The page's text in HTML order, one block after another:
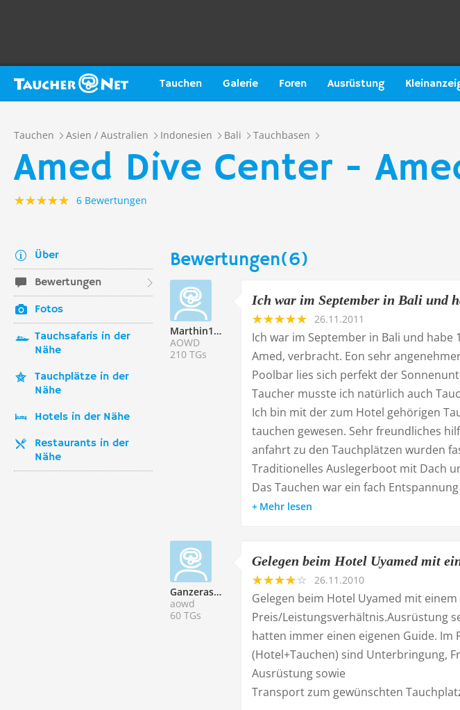
Tauchen Galerie Foren Ausrüstung
Tauchen Asien / Australien Indonesien Bali Tauchbasen
Amed Dive Center -
6 Bewertungen
Über
Bewertungen
Fotos
Tauchsafaris in der
Nähe
Tauchplätze in der
Nähe
Hotels in der Nähe
Restaurants in der
Nähe
Bewertungen(6)
Marthin194262
AOWD
210 TGs
Ich war im September in Bali und
26.11.2011
Ich war im September in Bali und habe
Amed, verbracht. Eon sehr
Poolbar lies sich perfekt der
Taucher musste ich natürlich auch
Ich bin mit der zum Hotel gehörigen
tauchen gewesen. Sehr freundliches
anfahrt zu den Tauchplätzen wurden
Traditionelles Auslegerboot mit Dach
Das Tauchen war ein fach Entspannung
Mehr lesen
Ganzeras209525
aowd
60 TGs
Gelegen beim Hotel Uyamed mit
26.11.2010
Gelegen beim Hotel Uyamed mit
Preis/Leistungsverhältnis.Ausrüstung
hatten immer einen eigenen Guide. Im
(Hotel+Tauchen) sind Unterbringung,
Ausrüstung sowie
Transport zum gewünschten